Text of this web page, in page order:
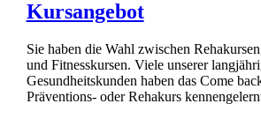
Kursangebot
Sie haben die Wahl zwischen
und Fitnesskursen. Viele unserer
Gesundheitskunden haben das Come
Präventions- oder Rehakurs